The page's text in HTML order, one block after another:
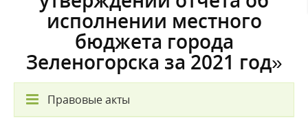
исполнении местного
бюджета города
Зеленогорска за 2021 год»
Правовые акты